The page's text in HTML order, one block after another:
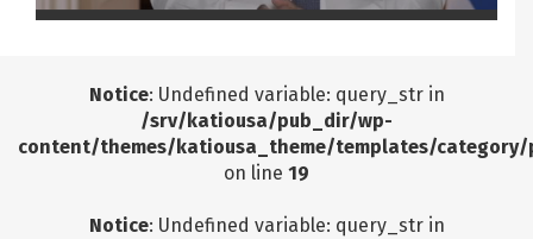
Notice: Undefined variable: query_str in
/srv/katiousa/pub_dir/wp-
content/themes/katiousa_theme/templates/
on line 19
Notice: Undefined variable: query_str in